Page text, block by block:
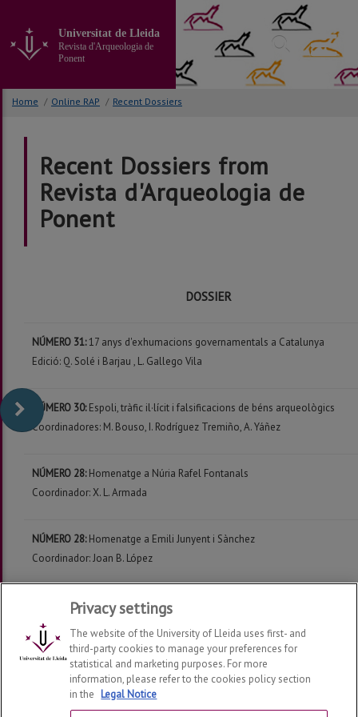
the
main
of
the
Universitat de Lleida
Revista d'Arqueologia de
Ponent
Home / Online RAP / Recent Dossiers
Recent Dossiers from
Revista d'Arqueologia de
Ponent
DOSSIER
NÚMERO 31:17 anys d'exhumacions governamentals a Catalunya
Edició: Q. Solé i Barjau , L. Gallego Vila
NÚMERO 30:Espoli, tràfic il·lícit i falsificacions de béns arqueològics
Coordinadores: M. Bouso, I. Rodríguez Tremiño, A. Yáñez
NÚMERO 28:Homenatge a Núria Rafel Fontanals
Coordinador: X. L. Armada
NÚMERO 28:Homenatge a Emili Junyent i Sànchez
Coordinador: Joan B. López
NÚMERO 28:Homenatge a Arturo Pérez Almoguera
Coordinador: Joaquin Ruiz de Arbulo
Privacy settings
The website of the University of Lleida uses first- and
third-party cookies to manage your preferences for
statistical and marketing purposes. For more
information, please refer to the cookies policy section
in the Legal Notice